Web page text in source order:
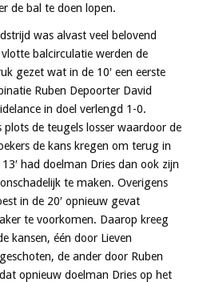
de bal te doen lopen.
was alvast veel belovend
balcirculatie werden de
gezet wat in de 10′ een eerste
Ruben Depoorter David
in doel verlengd 1-0.
plots de teugels losser waardoor de
de kans kregen om terug in
had doelman Dries dan ook zijn
te maken. Overigens
in de 20′ opnieuw gevat
te voorkomen. Daarop kreeg
kansen, één door Lieven
de ander door Ruben
opnieuw doelman Dries op het